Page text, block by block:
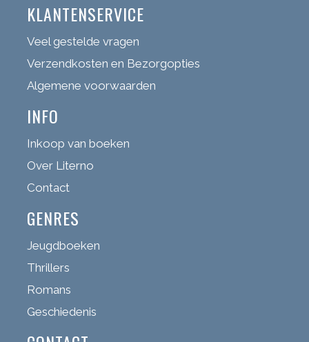
KLANTENSERVICE
Veel gestelde vragen
Verzendkosten en Bezorgopties
Algemene voorwaarden
INFO
Inkoop van boeken
Over Literno
Contact
GENRES
Jeugdboeken
Thrillers
Romans
Geschiedenis